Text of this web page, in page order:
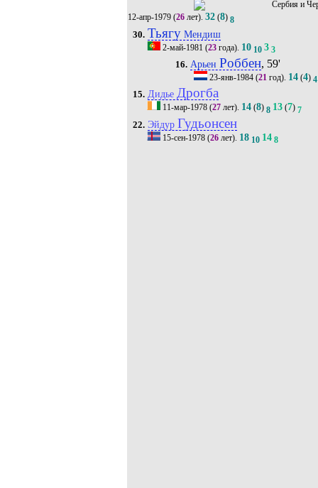
12-апр-1979 (26 лет). 32 (8) 8
30. ТьягуМендиш
2-май-1981 (23года). 10 10 3 3
16. Арьен Роббен, 59'
23-янв-1984 (21 год). 14 (4) 4
15. Дидье Дрогба
11-мар-1978(27лет). 14(8) 8 13(7) 7
22. Эйдур Гудьонсен
15-сен-1978(26лет). 18 10 14 8